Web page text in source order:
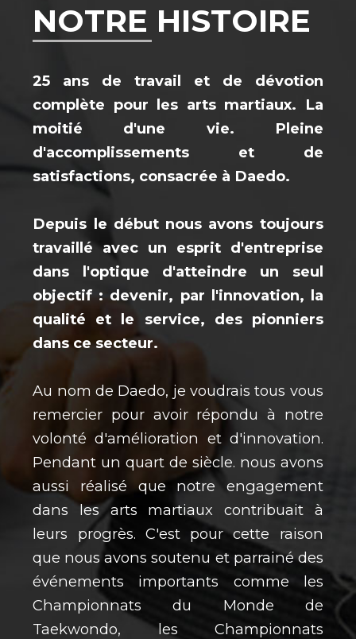
65,00 €
E-TALONNETTE (la paire)
12,00 €
NOTRE HISTOIRE
25 ans de travail et de dévotion
complète pour les arts martiaux. La
moitié d'une vie. Pleine
d'accomplissements et de
satisfactions, consacrée à Daedo.
Depuis le début nous avons toujours
travaillé avec un esprit d'entreprise
dans l'optique d'atteindre un seul
objectif : devenir, par l'innovation, la
qualité et le service, des pionniers
dans ce secteur.
Au nom de Daedo, je voudrais tous vous
remercier pour avoir répondu à notre
volonté d'amélioration et d'innovation.
Pendant un quart de siècle. nous avons
aussi réalisé que notre engagement
dans les arts martiaux contribuait à
leurs progrès. C'est pour cette raison
que nous avons soutenu et parrainé des
événements importants comme les
Championnats du Monde de
Taekwondo, les Championnats